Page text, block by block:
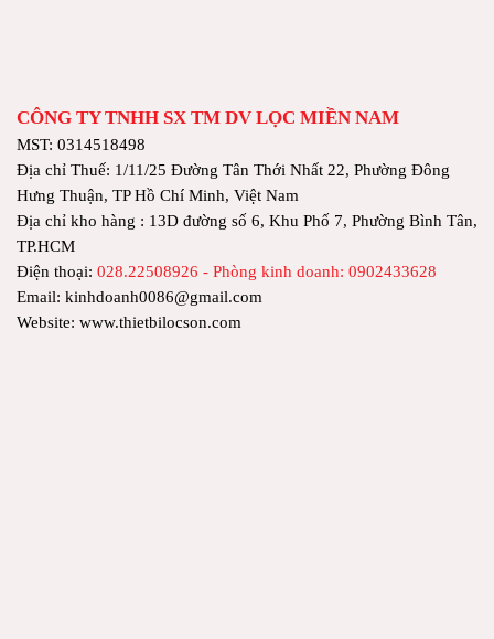
CÔNG TY TNHH SX TM DV LỌC MIỀN NAM
MST: 0314518498
Địa chỉ Thuế: 1/11/25 Đường Tân Thới Nhất 22, Phường Đông
Hưng Thuận, TP Hồ Chí Minh, Việt Nam
Địa chỉ kho hàng : 13D đường số 6, Khu Phố 7, Phường Bình Tân,
TP.HCM
Điện thoại: 028.22508926 - Phòng kinh doanh: 0902433628
Email: kinhdoanh0086@gmail.com
Website: www.thietbilocson.com